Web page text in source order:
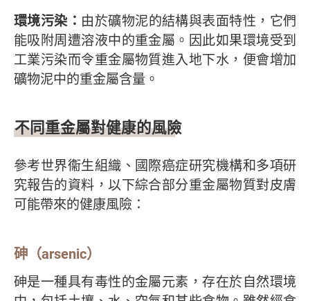
環境污染： 由於礦物泥的結構與表面特性，它們
能吸附周遭溶液中的重金屬。因此如果環境受到
工業污染而令重金屬物質進入地下水，便會增加
礦物泥中的重金屬含量。
不同重金屬對健康的風險
參考世界衞生組織、國際癌症研究機構和多項研
究報告的資料，以下綜合部分重金屬物質對皮膚
可能帶來的健康風險：
砷（arsenic）
砷是一種具有毒性的金屬元素，存在於自然環境